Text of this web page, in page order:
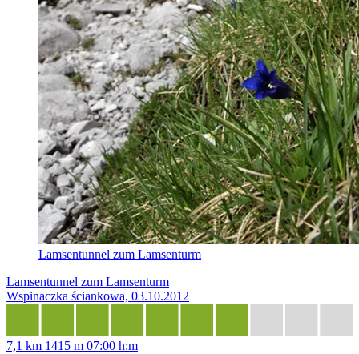
Lamsentunnel zum Lamsenturm
Lamsentunnel zum Lamsenturm
Wspinaczka ściankowa, 03.10.2012
7,1 km 1415 m 07:00 h:m